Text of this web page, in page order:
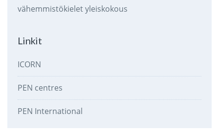
vähemmistökieletyleiskokous
Linkit
ICORN
PEN centres
PEN International